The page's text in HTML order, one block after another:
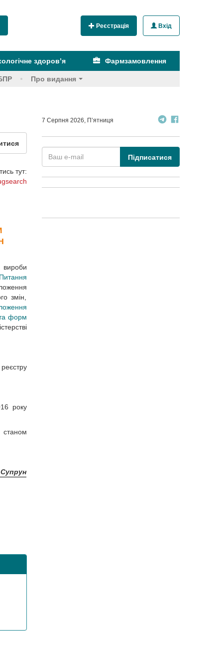
Реєстрація Вхід
здоров’я Фармзамовлення
Про видання
тут:
вироби
змін,
та форм
року
7 Серпня 2026, П’ятниця
Підписатися